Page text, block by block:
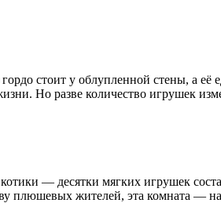
стоит у облупленной стены, а её
Но разве количество игрушек
— десятки мягких игрушек
плюшевых жителей, эта комната —